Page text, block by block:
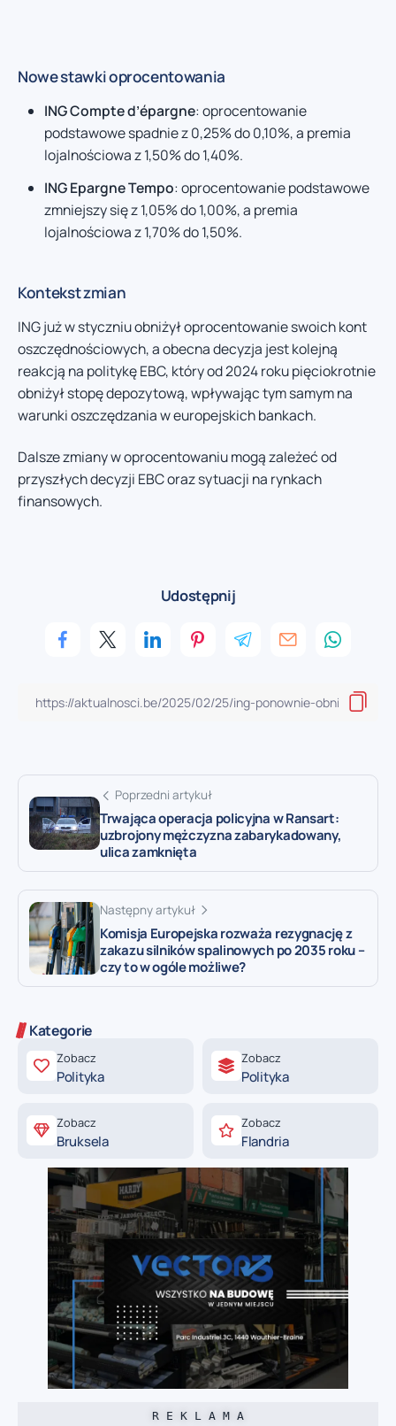
Nowe stawki oprocentowania
ING Compte d’épargne: oprocentowanie
podstawowe spadnie z 0,25% do 0,10%, a premia
lojalnościowa z 1,50% do 1,40%.
ING Epargne Tempo: oprocentowanie podstawowe
zmniejszy się z 1,05% do 1,00%, a premia
lojalnościowa z 1,70% do 1,50%.
Kontekst zmian
ING już w styczniu obniżył oprocentowanie swoich kont
oszczędnościowych, a obecna decyzja jest kolejną
reakcją na politykę EBC, który od 2024 roku pięciokrotnie
obniżył stopę depozytową, wpływając tym samym na
warunki oszczędzania w europejskich bankach.
Dalsze zmiany w oprocentowaniu mogą zależeć od
przyszłych decyzji EBC oraz sytuacji na rynkach
finansowych.
Udostępnij
Poprzedni artykuł
Trwająca operacja policyjna w Ransart:
uzbrojony mężczyzna zabarykadowany,
ulica zamknięta
Następny artykuł
Komisja Europejska rozważa rezygnację z
zakazu silników spalinowych po 2035 roku –
czy to w ogóle możliwe?
Kategorie
Zobacz
Polityka
Zobacz
Polityka
Zobacz
Bruksela
Zobacz
Flandria
R E K L A M A